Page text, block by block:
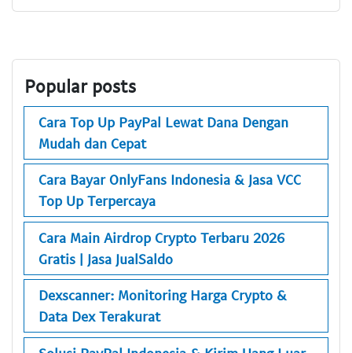
Popular posts
Cara Top Up PayPal Lewat Dana Dengan
Mudah dan Cepat
Cara Bayar OnlyFans Indonesia & Jasa VCC
Top Up Terpercaya
Cara Main Airdrop Crypto Terbaru 2026
Gratis | Jasa JualSaldo
Dexscanner: Monitoring Harga Crypto &
Data Dex Terakurat